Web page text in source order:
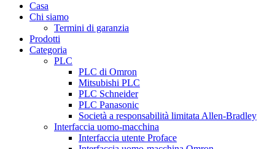
Casa
Chi siamo
Termini di garanzia
Prodotti
Categoria
PLC
PLC di Omron
Mitsubishi PLC
PLC Schneider
PLC Panasonic
Società a responsabilità limitata Allen-Bradley
Interfaccia uomo-macchina
Interfaccia utente Proface